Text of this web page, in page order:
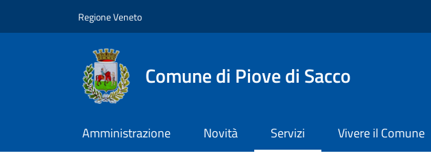
Regione Veneto
Comune di Piove di Sacco
Amministrazione Novità Servizi Vivere il Comune